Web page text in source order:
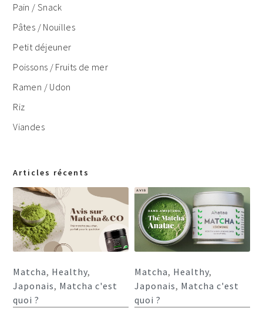
Pain / Snack
Pâtes / Nouilles
Petit déjeuner
Poissons / Fruits de mer
Ramen / Udon
Riz
Viandes
Articles récents
Matcha, Healthy,
Japonais, Matcha c'est
quoi ?
Matcha, Healthy,
Japonais, Matcha c'est
quoi ?